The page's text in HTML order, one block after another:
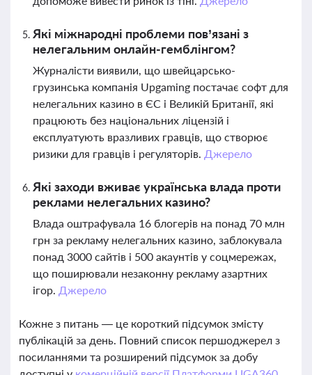
Які міжнародні проблеми пов’язані з
нелегальним онлайн-гемблінгом?
Журналісти виявили, що швейцарсько-
грузинська компанія Upgaming постачає софт для
нелегальних казино в ЄС і Великій Британії, які
працюють без національних ліцензій і
експлуатують вразливих гравців, що створює
ризики для гравців і регуляторів. Джерело
Які заходи вживає українська влада проти
реклами нелегальних казино?
Влада оштрафувала 16 блогерів на понад 70 млн
грн за рекламу нелегальних казино, заблокувала
понад 3000 сайтів і 500 акаунтів у соцмережах,
що поширювали незаконну рекламу азартних
ігор. Джерело
Кожне з питань — це короткий підсумок змісту
публікацій за день. Повний список першоджерел з
посиланнями та розширений підсумок за добу